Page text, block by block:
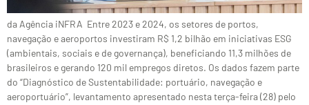
da Agência iNFRA Entre 2023 e 2024, os setores de portos,
navegação e aeroportos investiram R$ 1,2 bilhão em iniciativas ESG
(ambientais, sociais e de governança), beneficiando 11,3 milhões de
brasileiros e gerando 120 mil empregos diretos. Os dados fazem parte
do “Diagnóstico de Sustentabilidade: portuário, navegação e
aeroportuário”, levantamento apresentado nesta terça-feira (28) pelo